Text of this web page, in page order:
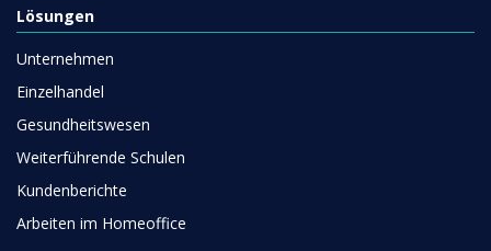
Lösungen
Unternehmen
Einzelhandel
Gesundheitswesen
Weiterführende Schulen
Kundenberichte
Arbeiten im Homeoffice